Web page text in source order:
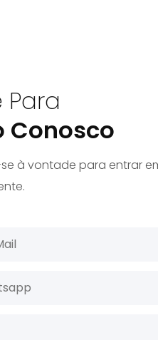
Para
Conosco
à vontade para entrar